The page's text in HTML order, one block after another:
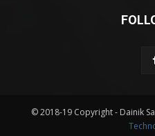
© 2018-19 Copyright - Dainik